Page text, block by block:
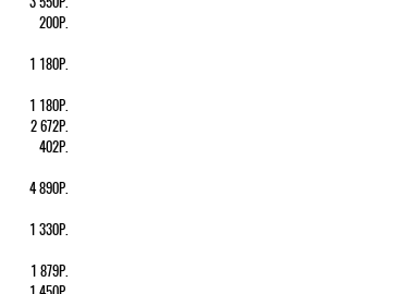
200Р.
1 180Р.
1 180Р.
2 672Р.
402Р.
4 890Р.
1 330Р.
1 879Р.